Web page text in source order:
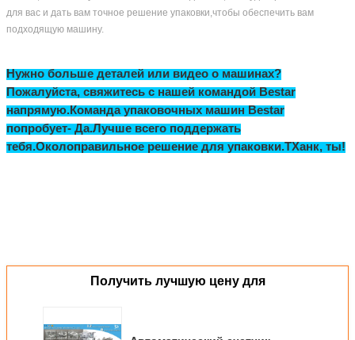
моего продукта?
Чтобы предоставить вам нужную упаковочную машину, перед
предложением, пожалуйста, проконсультируйтесь с нами и предоставьте:
A. Название продукта и изображение продукта
бизнес, без размера сумки, мы можем помочь вам найти аналогичный вес
сумки для вашей справки.
Вопрос 2: Как насчет сроков доставки?